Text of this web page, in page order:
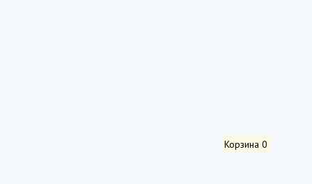
Корзина 0